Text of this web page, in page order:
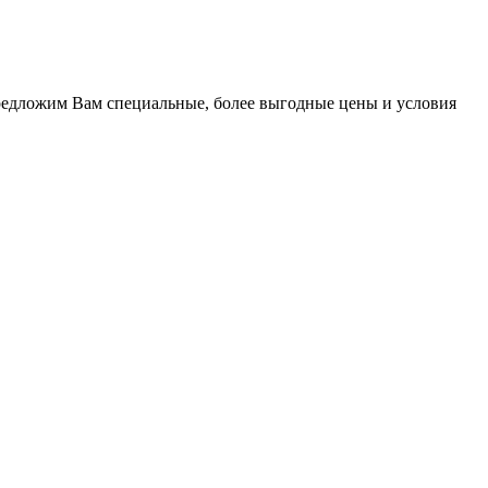
Вам специальные, более выгодные цены и условия